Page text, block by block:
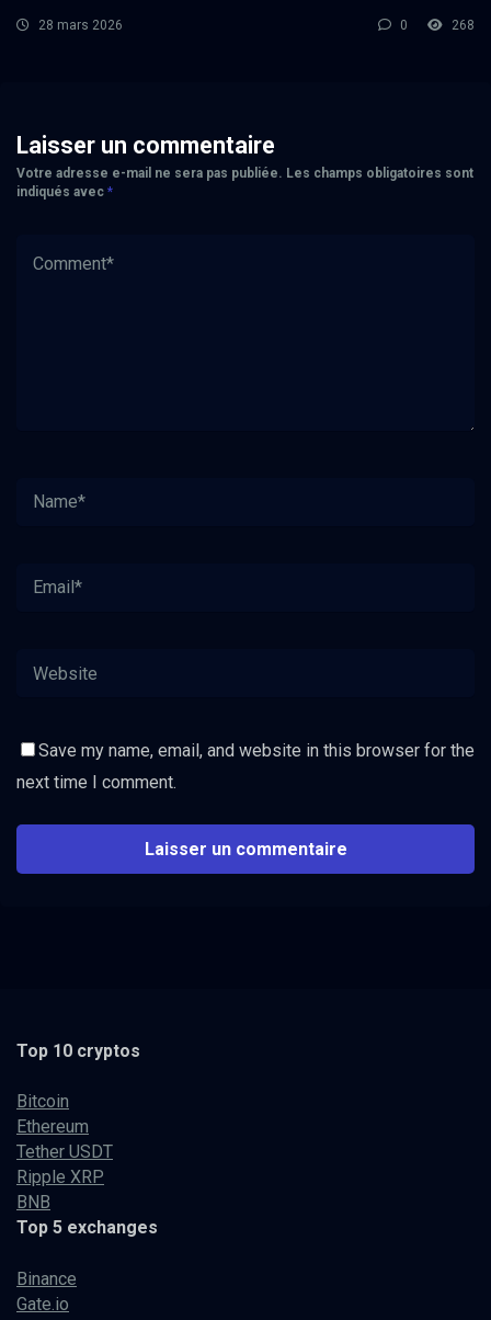
28 mars 2026 0 268
Laisser un commentaire
Votre adresse e-mail ne sera pas publiée. Les champs obligatoires sont
indiqués avec *
Save my name, email, and website in this browser for the
next time I comment.
Top 10 cryptos
Bitcoin
Ethereum
Tether USDT
Ripple XRP
BNB
Top 5 exchanges
Binance
Gate.io